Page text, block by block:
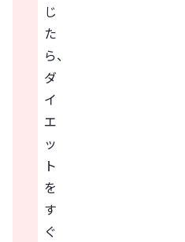
じ
た
ら、
ダ
イ
エ
ッ
ト
を
す
ぐ